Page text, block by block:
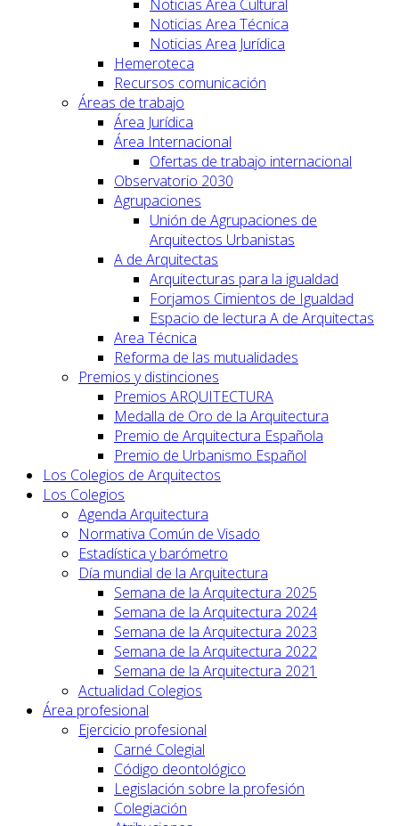
Noticias Area Cultural
Noticias Area Técnica
Noticias Area Jurídica
Hemeroteca
Recursos comunicación
Áreas de trabajo
Área Jurídica
Área Internacional
Ofertas de trabajo internacional
Observatorio 2030
Agrupaciones
Unión de Agrupaciones de
Arquitectos Urbanistas
A de Arquitectas
Arquitecturas para la igualdad
Forjamos Cimientos de Igualdad
Espacio de lectura A de Arquitectas
Area Técnica
Reforma de las mutualidades
Premios y distinciones
Premios ARQUITECTURA
Medalla de Oro de la Arquitectura
Premio de Arquitectura Española
Premio de Urbanismo Español
Los Colegios de Arquitectos
Los Colegios
Agenda Arquitectura
Normativa Común de Visado
Estadística y barómetro
Día mundial de la Arquitectura
Semana de la Arquitectura 2025
Semana de la Arquitectura 2024
Semana de la Arquitectura 2023
Semana de la Arquitectura 2022
Semana de la Arquitectura 2021
Actualidad Colegios
Área profesional
Ejercicio profesional
Carné Colegial
Código deontológico
Legislación sobre la profesión
Colegiación